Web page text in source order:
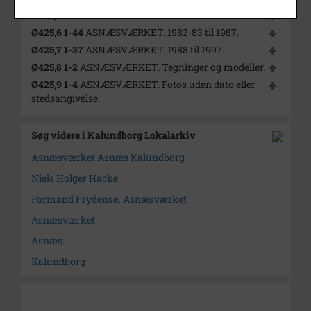
Ø425,5 1-98ASNÆSVÆRKET. 1973 til 1981-82. Blok V.
Ø425,6 1-44ASNÆSVÆRKET. 1982-83 til 1987.
Ø425,7 1-37 ASNÆSVÆRKET. 1988 til 1997.
Ø425,8 1-2 ASNÆSVÆRKET. Tegninger og modeller.
Ø425,9 1-4ASNÆSVÆRKET. Fotos uden dato eller
stedsangivelse.
Søg videre i Kalundborg Lokalarkiv
Asnæsværket Asnæs Kalundborg
Niels Holger Hacke
Formand Frydensø, Asnæsværket
Asnæsværket
Asnæs
Kalundborg